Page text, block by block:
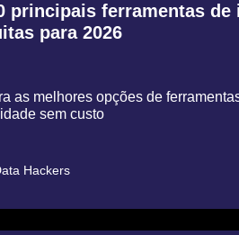
principais ferramentas
para 2026
as melhores opções de
sem custo
Hackers